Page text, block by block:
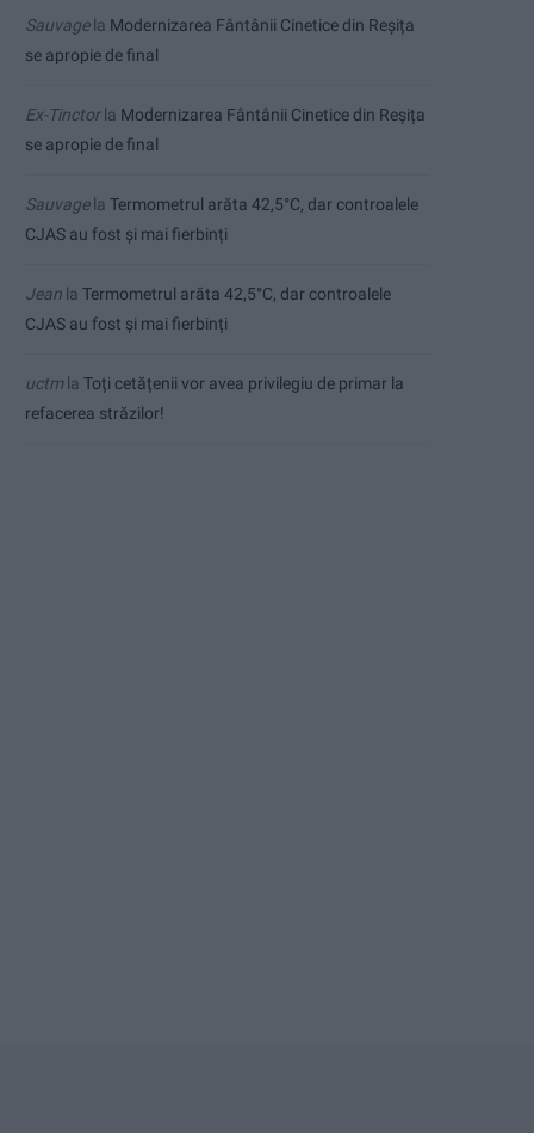
Sauvagela Modernizarea Fântânii Cinetice din Reșița
se apropie de final
Ex-Tinctorla Modernizarea Fântânii Cinetice din Reșița
se apropie de final
Sauvagela Termometrul arăta 42,5°C, dar controalele
CJAS au fost și mai fierbinți
Jean la Termometrul arăta 42,5°C, dar controalele
CJAS au fost și mai fierbinți
uctmla Toți cetățenii vor avea privilegiu de primar la
refacerea străzilor!